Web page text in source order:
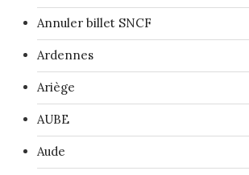
Annuler billet SNCF
Ardennes
Ariège
AUBE
Aude